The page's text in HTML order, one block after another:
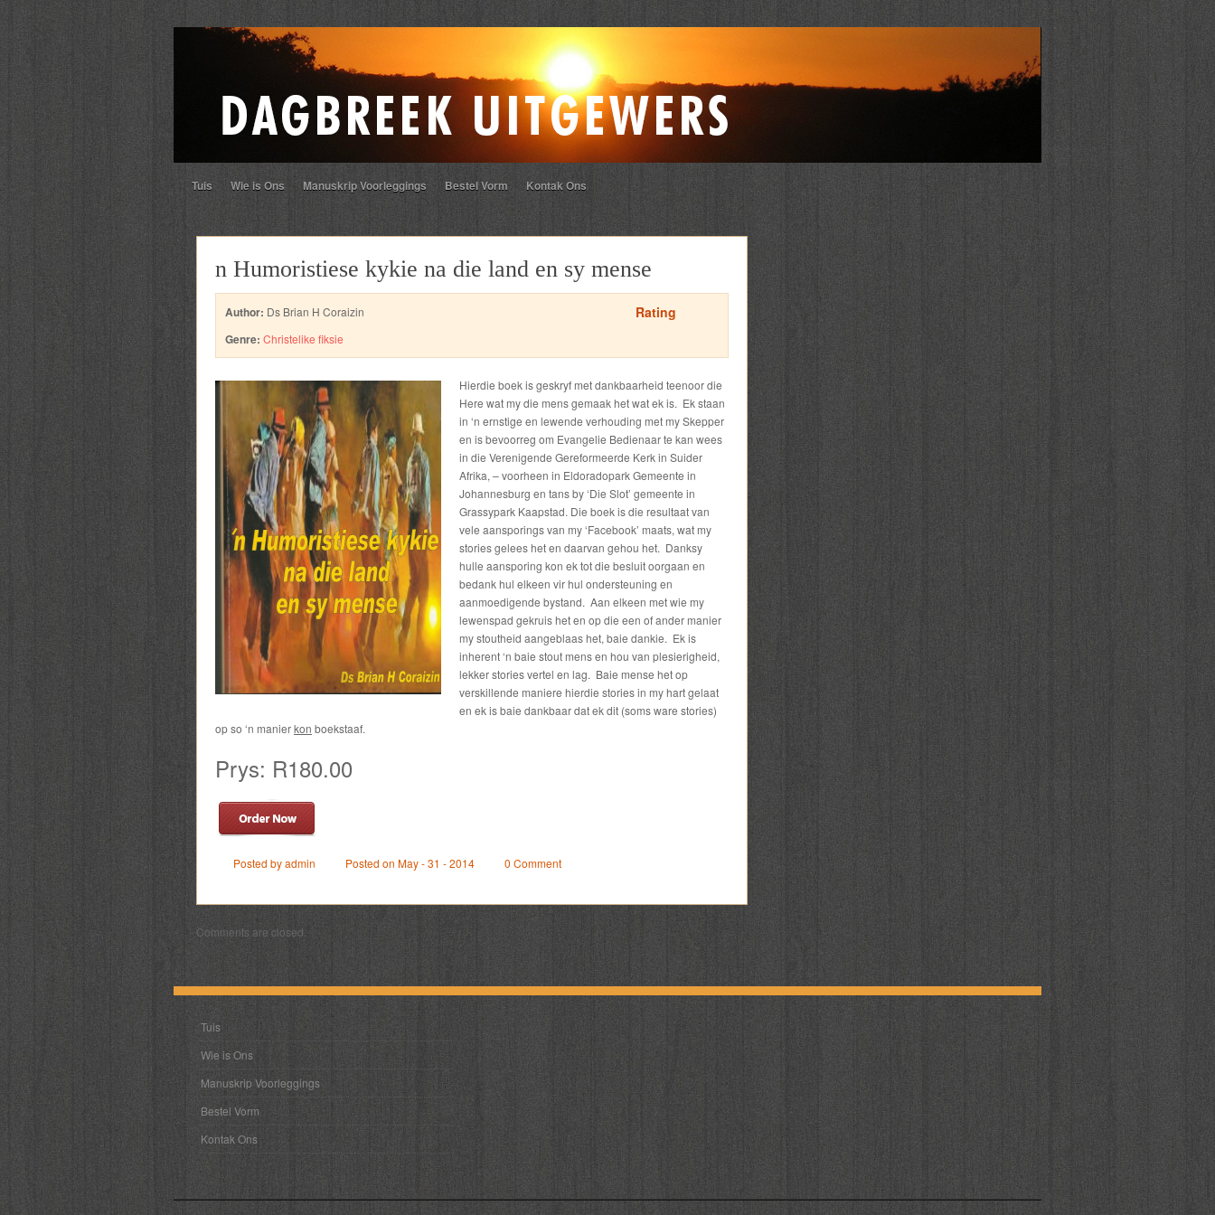
Tuis Wie is Ons Manuskrip Voorleggings Bestel Vorm Kontak Ons
n Humoristiese kykie na die land en sy mense
Author: Ds Brian H Coraizin
Genre: Christelike fiksie
Rating
Hierdie boek is geskryf met dankbaarheid teenoor die
Here wat my die mens gemaak het wat ek is. Ek staan
in ‘n ernstige en lewende verhouding met my Skepper
en is bevoorreg om Evangelie Bedienaar te kan wees
in die Verenigende Gereformeerde Kerk in Suider
Afrika, – voorheen in Eldoradopark Gemeente in
Johannesburg en tans by ‘Die Slot’ gemeente in
Grassypark Kaapstad. Die boek is die resultaat van
vele aansporings van my ‘Facebook’ maats, wat my
stories gelees het en daarvan gehou het. Danksy
hulle aansporing kon ek tot die besluit oorgaan en
bedank hul elkeen vir hul ondersteuning en
aanmoedigende bystand. Aan elkeen met wie my
lewenspad gekruis het en op die een of ander manier
my stoutheid aangeblaas het, baie dankie. Ek is
inherent ‘n baie stout mens en hou van plesierigheid,
lekker stories vertel en lag. Baie mense het op
verskillende maniere hierdie stories in my hart gelaat
en ek is baie dankbaar dat ek dit (soms ware stories)
op so ‘n manierkon boekstaaf.
Prys: R180.00
Posted by admin Posted on May - 31 - 2014 0 Comment
Comments are closed.
Tuis
Wie is Ons
Manuskrip Voorleggings
Bestel Vorm
Kontak Ons